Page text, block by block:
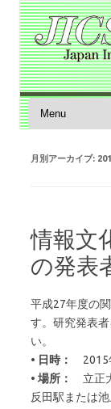
コンテンツへス
月別アーカイブ:
情報文
の発表
平成27年度の
す。研究発表
い。
• 日時：
• 場所： 立正
反田駅または池